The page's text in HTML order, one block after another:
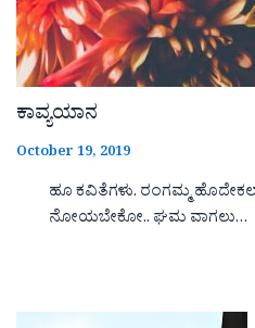
ಕಾವ್ಯಯಾನ
October 19, 2019
ಹೂ ಕವಿತೆಗಳು. ರಂಗಮ್ಮ
ನೋಯಬೇಕೋ.. ಘಮ ವಾಗಲು…